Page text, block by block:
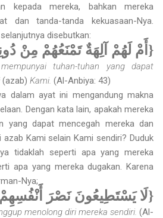
kepada mereka, bahkan mereka
dan tanda-tanda kekuasaan-Nya.
disebutkan:
{أَمْ لَهُمْ آلِهَةٌ تَمْنَعُهُمْ مِنْ
tuhan-tuhan yang dapat
(azab) Kami. (Al-Anbiya: 43)
dalam ayat ini mengandung makna
Dengan kata lain, apakah mereka
yang dapat mencegah mereka dan
Kami selain Kami sendiri? Duduk
tidaklah seperti apa yang mereka
apa yang mereka dugakan. Karena
Nya;
{لَا يَسْتَطِيعُونَ نَصْرَ
menolong diri mereka sendiri. (Al-